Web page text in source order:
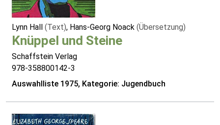
Lynn Hall (Text), Hans-Georg Noack (Übersetzung)
Knüppel und Steine
Schaffstein Verlag
978-358800142-3
Auswahlliste 1975, Kategorie: Jugendbuch